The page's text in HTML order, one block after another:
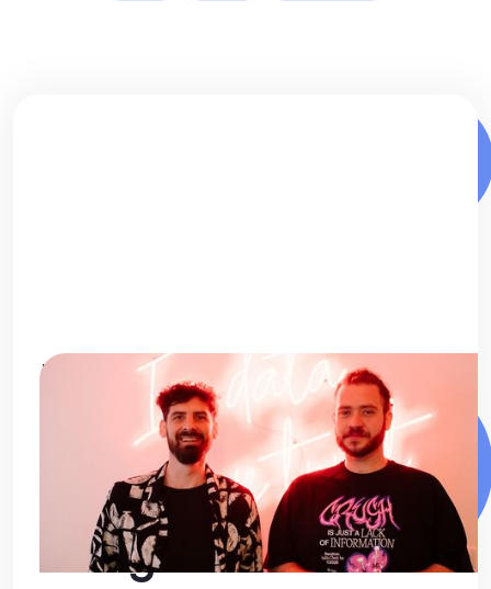
Kam směřuje
online marketing?
Rozhovor
Mergado x